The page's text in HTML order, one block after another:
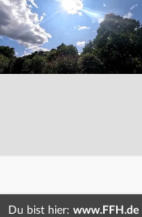
Du bist hier: www.FFH.de